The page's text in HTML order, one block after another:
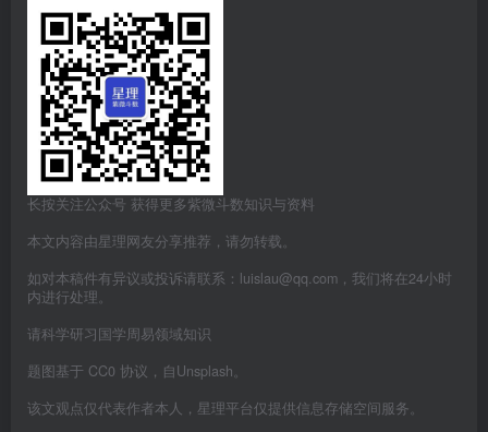
长按关注公众号 获得更多紫微斗数知识与资料
本文内容由星理网友分享推荐，请勿转载。
如对本稿件有异议或投诉请联系：luislau@qq.com，我们将在24小时
内进行处理。
请科学研习国学周易领域知识
题图基于 CC0 协议，自Unsplash。
该文观点仅代表作者本人，星理平台仅提供信息存储空间服务。